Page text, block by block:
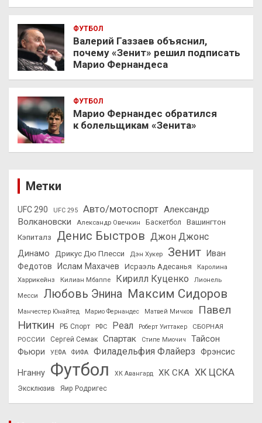
ФУТБОЛ
Валерий Газзаев объяснил,
почему «Зенит» решил подписать
Марио Фернандеса
ФУТБОЛ
Марио Фернандес обратился
к болельщикам «Зенита»
Метки
UFC 290 UFC 295 Авто/мотоспорт Александр
Волкановски
Александр Овечкин Баскетбол
Вашингтон
Кэпиталз
Денис Быстров Джон Джонс
Динамо Дрикус Дю Плесси Дэн Хукер Зенит
Иван
Федотов
Ислам Махачев Исраэль Адесанья
Каролина
Харрикейнз
Килиан Мбаппе Кирилл Куценко
Лионель
Месси
Любовь Энина Максим Сидоров
Манчестер Юнайтед Марио Фернандес Матвей Мичков
Павел
Ниткин
РБ Спорт РФС Реал Роберт Уиттакер
СБОРНАЯ
РОССИИ
Сергей Семак Спартак Стипе Миочич
Тайсон
Фьюри
УЕФА ФИФА Филадельфия Флайерз Фрэнсис
Нганну Футбол ХК Авангард ХК СКА ХК ЦСКА
Эксклюзив Яир Родригес